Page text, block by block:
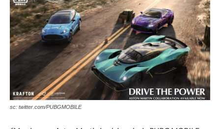
sc: twitter.com/PUBGMOBILE